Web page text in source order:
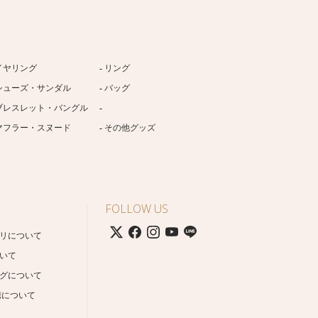
ヤリング
リング
ューズ・サンダル
バッグ
レスレット・バングル
フラー・スヌード
その他グッズ
について
て
について
ついて
FOLLOW US